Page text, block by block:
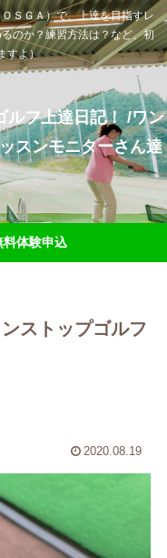
ＳＧＡ）で、上達を目指すレ
のか？練習方法は？など、初
すよ）
ルフ上達日記！ /ワン
スンモニターさん達
料体験申込
ストップゴルフ
2020.08.19